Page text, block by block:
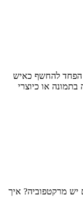
הפחד להחשף כאיש
או כיוצרי
מרקטפוביה? איך